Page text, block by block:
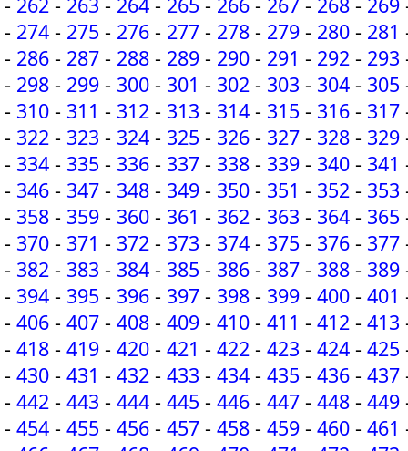
- 274 - 275 - 276 - 277 - 278 - 279 - 280 - 281
- 286 - 287 - 288 - 289 - 290 - 291 - 292 - 293
- 298 - 299 - 300 - 301 - 302 - 303 - 304 - 305
- 310 - 311 - 312 - 313 - 314 - 315 - 316 - 317
- 322 - 323 - 324 - 325 - 326 - 327 - 328 - 329
- 334 - 335 - 336 - 337 - 338 - 339 - 340 - 341
- 346 - 347 - 348 - 349 - 350 - 351 - 352 - 353
- 358 - 359 - 360 - 361 - 362 - 363 - 364 - 365
- 370 - 371 - 372 - 373 - 374 - 375 - 376 - 377
- 382 - 383 - 384 - 385 - 386 - 387 - 388 - 389
- 394 - 395 - 396 - 397 - 398 - 399 - 400 - 401
- 406 - 407 - 408 - 409 - 410 - 411 - 412 - 413
- 418 - 419 - 420 - 421 - 422 - 423 - 424 - 425
- 430 - 431 - 432 - 433 - 434 - 435 - 436 - 437
- 442 - 443 - 444 - 445 - 446 - 447 - 448 - 449
- 454 - 455 - 456 - 457 - 458 - 459 - 460 - 461